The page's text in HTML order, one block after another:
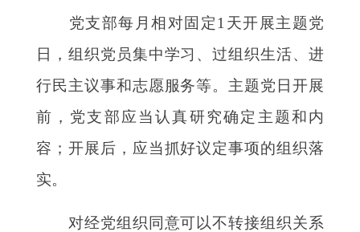
党支部每月相对固定1天开展主题党
日，组织党员集中学习、过组织生活、进
行民主议事和志愿服务等。主题党日开展
前，党支部应当认真研究确定主题和内
容；开展后，应当抓好议定事项的组织落
实。
对经党组织同意可以不转接组织关系